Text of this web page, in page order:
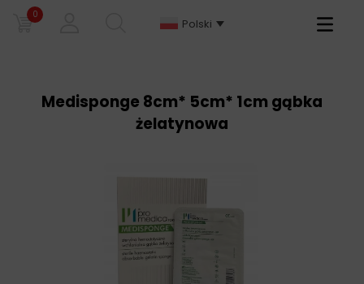
0
Polski
Primary
Medisponge 8cm* 5cm* 1cm gąbka
żelatynowa